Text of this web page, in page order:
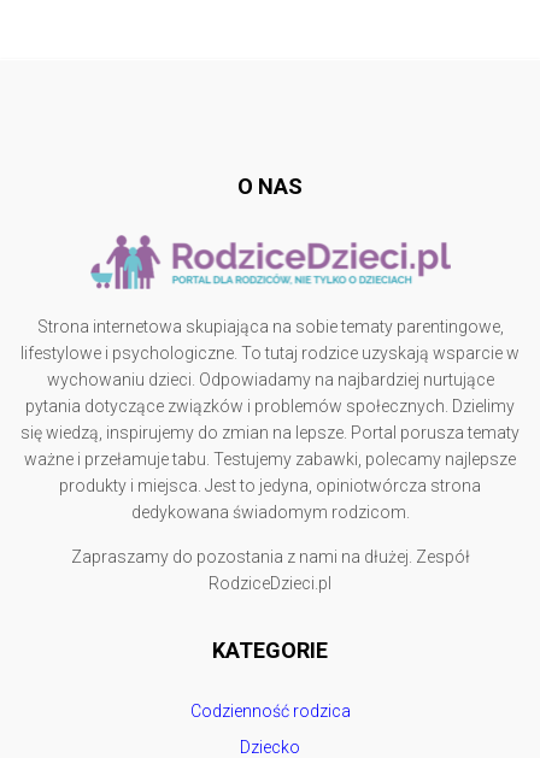
O NAS
Strona internetowa skupiająca na sobie tematy parentingowe,
lifestylowe i psychologiczne. To tutaj rodzice uzyskają wsparcie w
wychowaniu dzieci. Odpowiadamy na najbardziej nurtujące
pytania dotyczące związków i problemów społecznych. Dzielimy
się wiedzą, inspirujemy do zmian na lepsze. Portal porusza tematy
ważne i przełamuje tabu. Testujemy zabawki, polecamy najlepsze
produkty i miejsca. Jest to jedyna, opiniotwórcza strona
dedykowana świadomym rodzicom.
Zapraszamy do pozostania z nami na dłużej. Zespół
RodziceDzieci.pl
KATEGORIE
Codzienność rodzica
Dziecko